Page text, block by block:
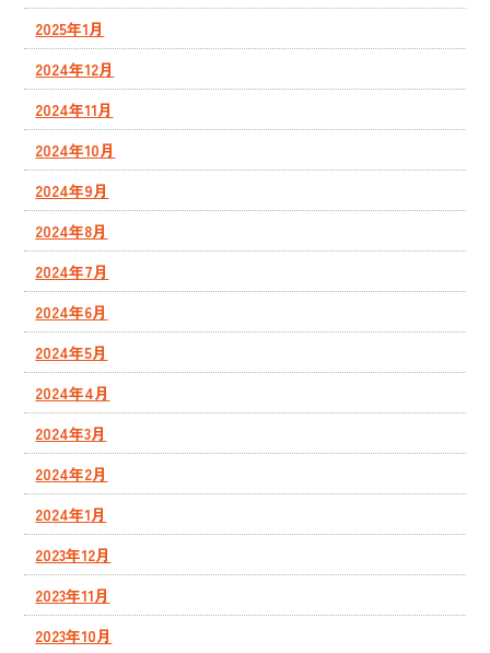
2025年1月
2024年12月
2024年11月
2024年10月
2024年9月
2024年8月
2024年7月
2024年6月
2024年5月
2024年4月
2024年3月
2024年2月
2024年1月
2023年12月
2023年11月
2023年10月